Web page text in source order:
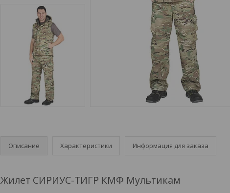
Описание Характеристики Информация для заказа
Жилет СИРИУС-ТИГР КМФ Мультикам